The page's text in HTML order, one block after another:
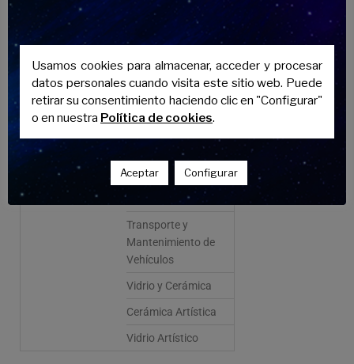
Informática y
Comunicaciones
Mantenimiento
Química
Marítimo-Pesqueras
Sanidad
Confección y Piel
Transporte y
Mantenimiento de
Vehículos
Vidrio y Cerámica
Cerámica Artística
Vidrio Artístico
Usamos cookies para almacenar, acceder y procesar
datos personales cuando visita este sitio web. Puede
retirar su consentimiento haciendo clic en "Configurar"
o en nuestra Política de cookies.
Aceptar Configurar